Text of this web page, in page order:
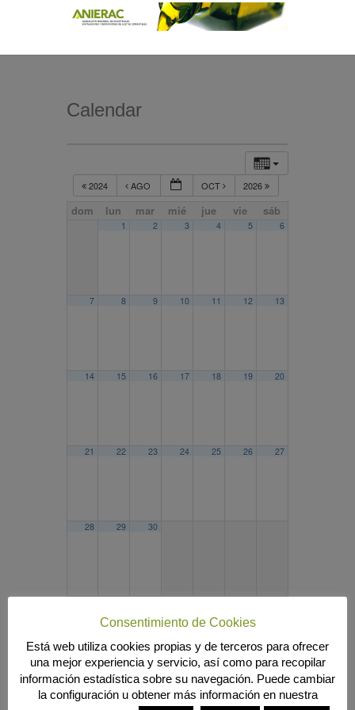
Calendar
2024 AGO OCT 2026
dom lun mar mié jue vie sáb
1 2 3 4 5 6
7 8 9 10 11 12 13
14 15 16 17 18 19 20
21 22 23 24 25 26 27
28 29 30
Búsqueda
MENÚ PRINCIPAL
Consentimiento de Cookies
Está web utiliza cookies propias y de terceros para ofrecer
una mejor experiencia y servicio, así como para recopilar
información estadística sobre su navegación. Puede cambiar
la configuración u obtener más información en nuestra